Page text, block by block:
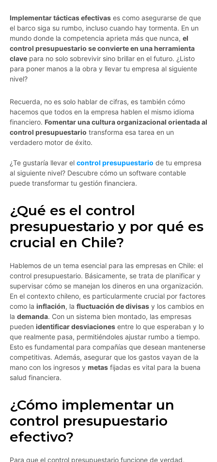
Implementar tácticas efectivas es como asegurarse de que
el barco siga su rumbo, incluso cuando hay tormenta. En un
mundo donde la competencia aprieta más que nunca, el
control presupuestario se convierte en una herramienta
clave para no solo sobrevivir sino brillar en el futuro. ¿Listo
para poner manos a la obra y llevar tu empresa al siguiente
nivel?
Recuerda, no es solo hablar de cifras, es también cómo
hacemos que todos en la empresa hablen el mismo idioma
financiero. Fomentar una cultura organizacional orientada al
control presupuestario transforma esa tarea en un
verdadero motor de éxito.
¿Te gustaría llevar el control presupuestario de tu empresa
al siguiente nivel? Descubre cómo un software contable
puede transformar tu gestión financiera.
¿Qué es el control
presupuestario y por qué es
crucial en Chile?
Hablemos de un tema esencial para las empresas en Chile: el
control presupuestario. Básicamente, se trata de planificar y
supervisar cómo se manejan los dineros en una organización.
En el contexto chileno, es particularmente crucial por factores
como la inflación, la fluctuación de divisas y los cambios en
la demanda. Con un sistema bien montado, las empresas
pueden identificar desviaciones entre lo que esperaban y lo
que realmente pasa, permitiéndoles ajustar rumbo a tiempo.
Esto es fundamental para compañías que desean mantenerse
competitivas. Además, asegurar que los gastos vayan de la
mano con los ingresos y metas fijadas es vital para la buena
salud financiera.
¿Cómo implementar un
control presupuestario
efectivo?
Para que el control presupuestario funcione de verdad,